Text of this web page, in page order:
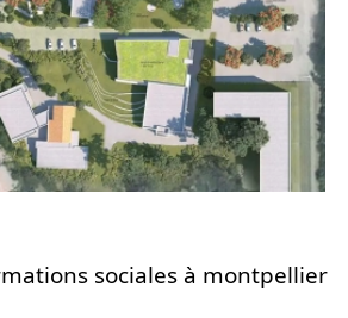
sociales à montpellier